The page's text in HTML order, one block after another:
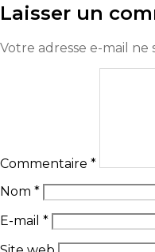
Laisser un
Votre adresse e-mail ne
Commentaire *
Nom *
E-mail *